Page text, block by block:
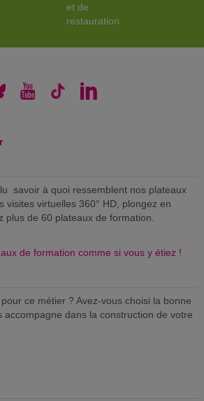
et de
restauration
savoir à quoi ressemblent nos plateaux
visites virtuelles 360° HD, plongez en
plus de 60 plateaux de formation.
de formation comme si vous y étiez !
ce métier ? Avez-vous choisi la bonne
accompagne dans la construction de votre